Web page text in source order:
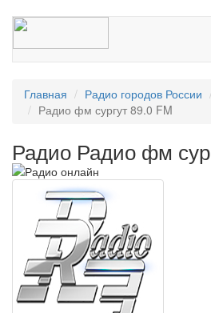
Главная Радио городов России
Радио фм сургут 89.0 FM
Радио Радио фм